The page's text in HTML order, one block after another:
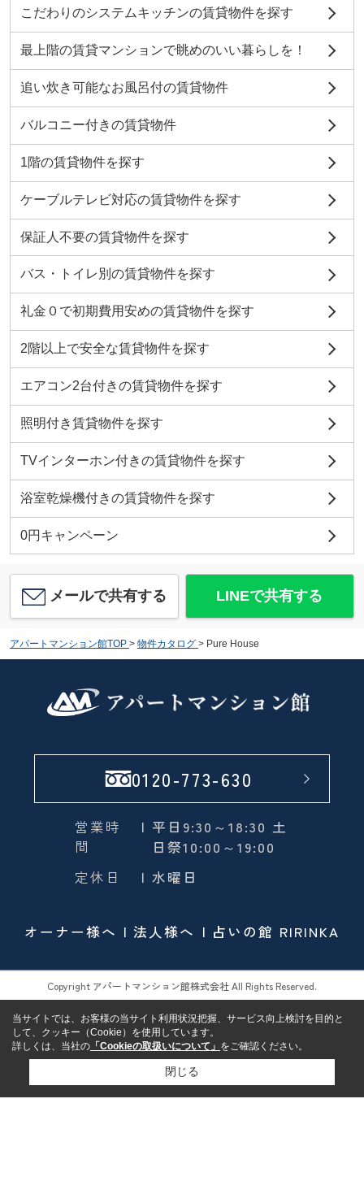
こだわりのシステムキッチンの賃貸物件を探す
最上階の賃貸マンションで眺めのいい暮らしを！
追い炊き可能なお風呂付の賃貸物件
バルコニー付きの賃貸物件
1階の賃貸物件を探す
ケーブルテレビ対応の賃貸物件を探す
保証人不要の賃貸物件を探す
バス・トイレ別の賃貸物件を探す
礼金０で初期費用安めの賃貸物件を探す
2階以上で安全な賃貸物件を探す
エアコン2台付きの賃貸物件を探す
照明付き賃貸物件を探す
TVインターホン付きの賃貸物件を探す
浴室乾燥機付きの賃貸物件を探す
0円キャンペーン
メールで共有する LINEで共有する
アパートマンション館TOP > 物件カタログ > Pure House
0120-773-630
営業時
間
| 平日9:30～18:30 土
日祭10:00～19:00
定休日
| 水曜日
オーナー様へ 法人様へ 占いの館 RIRINKA
Copyright アパートマンション館株式会社 All Rights Reserved.
当サイトでは、お客様の当サイト利用状況把握、サービス向上検討を目的と
して、クッキー（Cookie）を使用しています。
詳しくは、当社の 「Cookieの取扱いについて」 をご確認ください。
閉じる